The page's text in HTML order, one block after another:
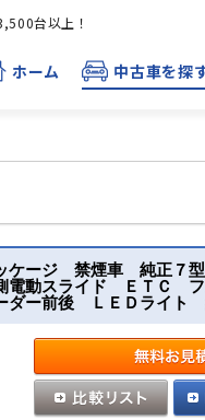
台以上！
ホーム 中古車を探
ケージ 禁煙車 純正７
動スライド ＥＴＣ フ
ー前後 ＬＥＤライト